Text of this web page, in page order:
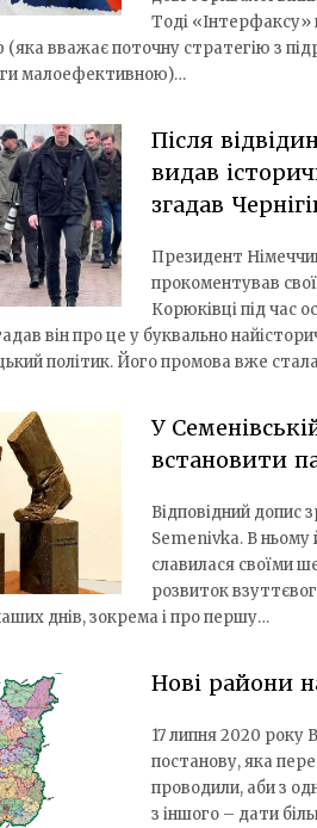
Тоді «Інтерфаксу»
вважає поточну стратегію з
малоефективною)…
Після
видав
згадав
Президент
прокоментував
Корюківці під час
він про це у буквально
політик. Його промова вже
У
встановити
Відповідний допис
Semenivka. В ньому
славилася своїми
розвиток
днів, зокрема і про першу…
Нові райони
17 липня 2020 року
постанову, яка
проводили, аби з
з іншого – дати